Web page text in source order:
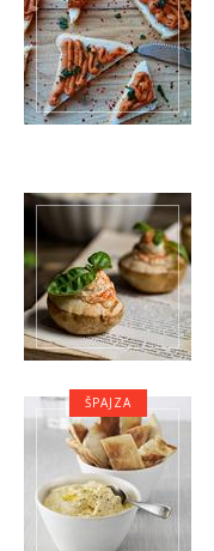
ŠPAJZA